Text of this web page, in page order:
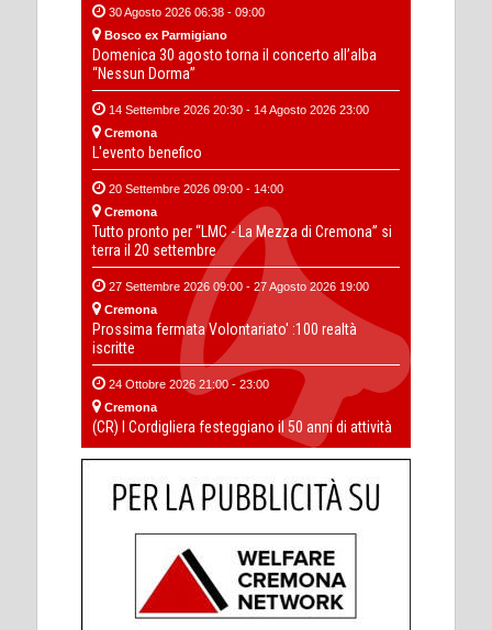
30 Agosto 2026 06:38 - 09:00
Bosco ex Parmigiano
Domenica 30 agosto torna il concerto all’alba
“Nessun Dorma”
14 Settembre 2026 20:30 - 14 Agosto 2026 23:00
Cremona
L'evento benefico
20 Settembre 2026 09:00 - 14:00
Cremona
Tutto pronto per “LMC - La Mezza di Cremona” si
terra il 20 settembre
27 Settembre 2026 09:00 - 27 Agosto 2026 19:00
Cremona
Prossima fermata Volontariato' :100 realtà
iscritte
24 Ottobre 2026 21:00 - 23:00
Cremona
(CR) I Cordigliera festeggiano il 50 anni di attività